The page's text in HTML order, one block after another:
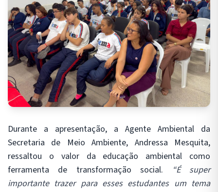
Durante a apresentação, a Agente Ambiental da
Secretaria de Meio Ambiente, Andressa Mesquita,
ressaltou o valor da educação ambiental como
ferramenta de transformação social.
“É super
importante trazer para esses estudantes um tema